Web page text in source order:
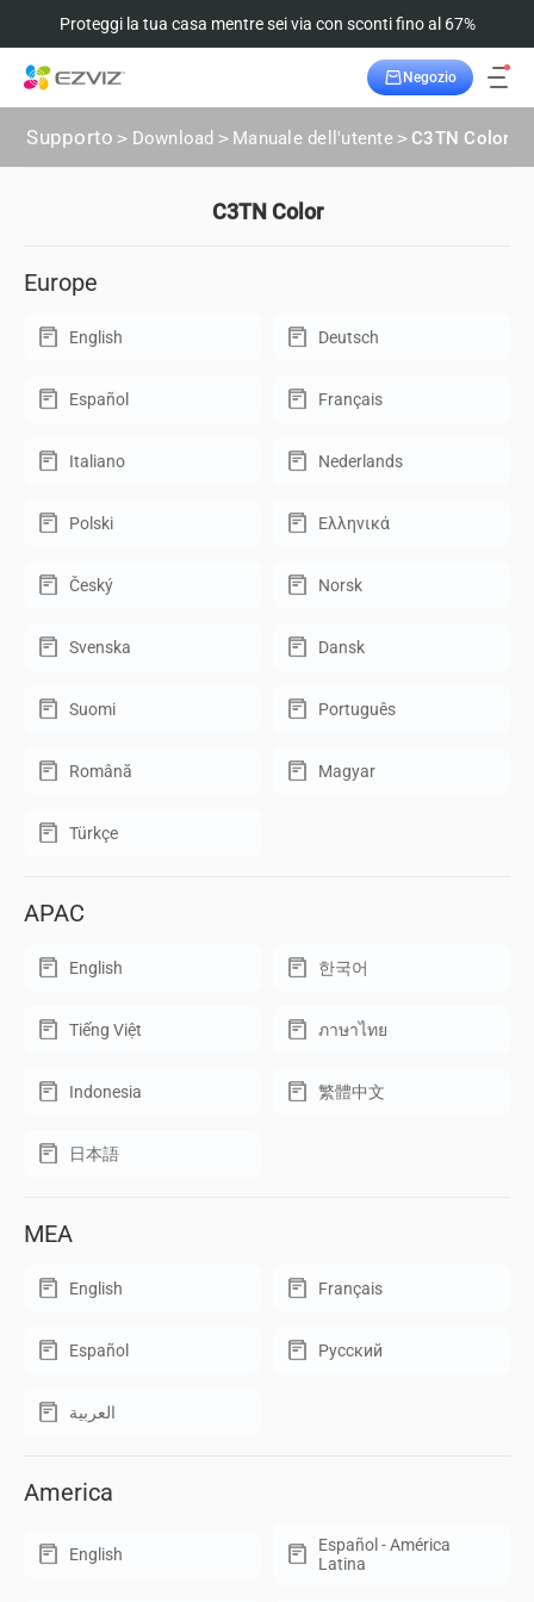
Proteggi la tua casa mentre sei via con sconti fino al 67%
Negozio
Supporto > Download > Manuale dell'utente> C3TN Color
C3TN Color
Europe
English Deutsch
Español Français
Italiano Nederlands
Polski Ελληνικά
Český Norsk
Svenska Dansk
Suomi Português
Română Magyar
Türkçe
APAC
English 한국어
Tiếng Việt ภาษาไทย
Indonesia 繁體中文
日本語
MEA
English Français
Español Русский
العربية
America
English
Español - América
Latina